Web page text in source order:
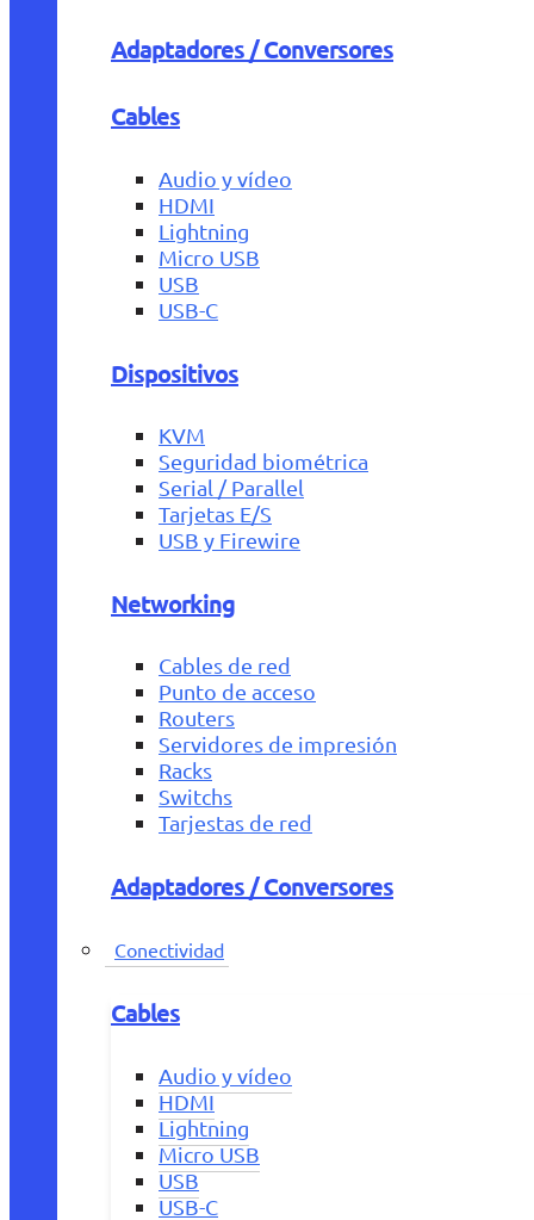
Adaptadores / Conversores
Cables
Audio y vídeo
HDMI
Lightning
Micro USB
USB
USB-C
Dispositivos
KVM
Seguridad biométrica
Serial / Parallel
Tarjetas E/S
USB y Firewire
Networking
Cables de red
Punto de acceso
Routers
Servidores de impresión
Racks
Switchs
Tarjestas de red
Adaptadores / Conversores
Conectividad
Cables
Audio y vídeo
HDMI
Lightning
Micro USB
USB
USB-C